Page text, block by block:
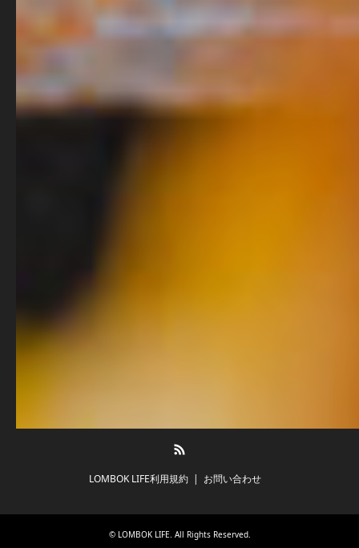
LOMBOK LIFE利用規約 お問い合わせ
© LOMBOK LIFE. All Rights Reserved.